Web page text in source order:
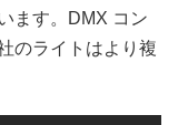
ます。DMX コン
のライトはより複